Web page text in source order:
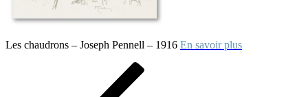
Les chaudrons – Joseph Pennell – 1916 En savoir plus